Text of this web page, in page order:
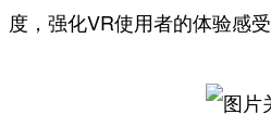
度，强化VR使用者的体验感受